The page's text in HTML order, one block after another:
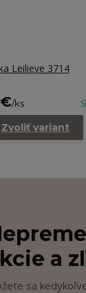
Leilieve 3714
/ks
Zvoliť variant
a
sa